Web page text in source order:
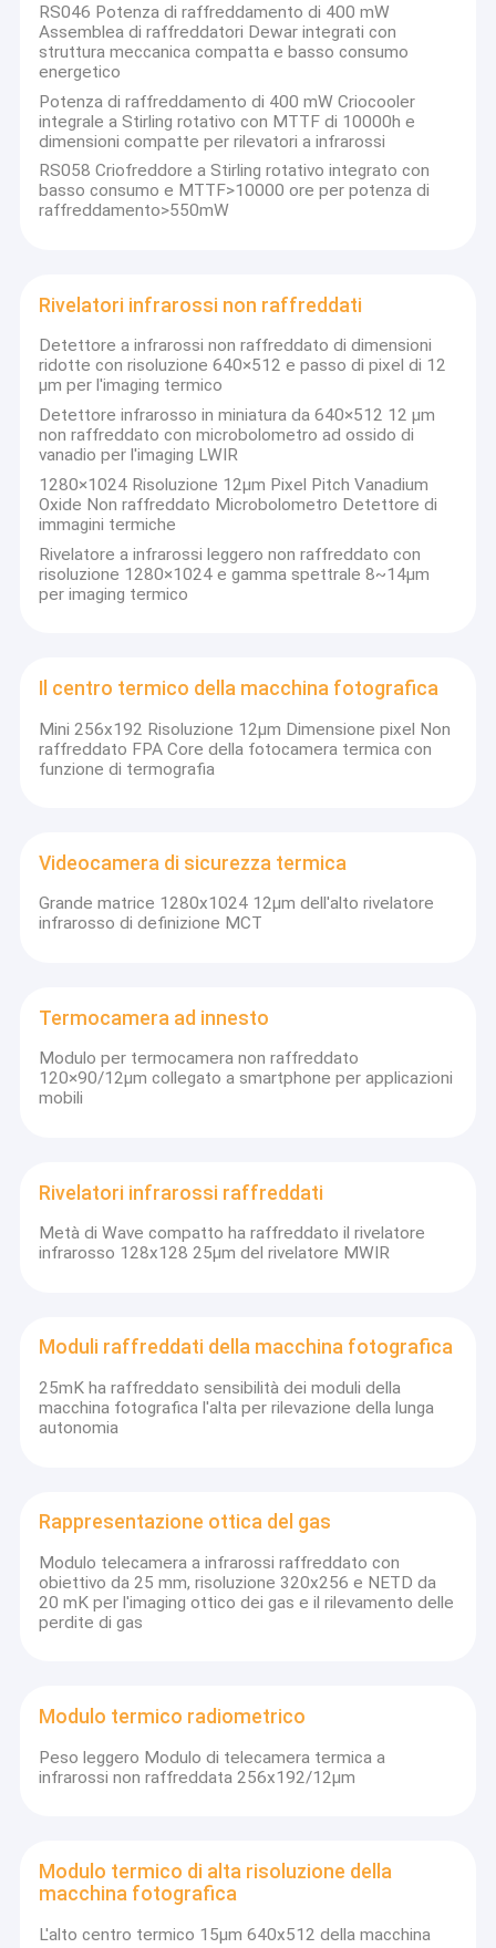
RS046 Potenza di raffreddamento di 400 mW
Assemblea di raffreddatori Dewar integrati con
struttura meccanica compatta e basso consumo
energetico
Potenza di raffreddamento di 400 mW Criocooler
integrale a Stirling rotativo con MTTF di 10000h e
dimensioni compatte per rilevatori a infrarossi
RS058 Criofreddore a Stirling rotativo integrato con
basso consumo e MTTF>10000 ore per potenza di
raffreddamento>550mW
Rivelatori infrarossi non raffreddati
Detettore a infrarossi non raffreddato di dimensioni
ridotte con risoluzione 640×512 e passo di pixel di 12
μm per l'imaging termico
Detettore infrarosso in miniatura da 640×512 12 μm
non raffreddato con microbolometro ad ossido di
vanadio per l'imaging LWIR
1280×1024 Risoluzione 12μm Pixel Pitch Vanadium
Oxide Non raffreddato Microbolometro Detettore di
immagini termiche
Rivelatore a infrarossi leggero non raffreddato con
risoluzione 1280×1024 e gamma spettrale 8~14μm
per imaging termico
Il centro termico della macchina fotografica
Mini 256x192 Risoluzione 12μm Dimensione pixel Non
raffreddato FPA Core della fotocamera termica con
funzione di termografia
Videocamera di sicurezza termica
Grande matrice 1280x1024 12μm dell'alto rivelatore
infrarosso di definizione MCT
Termocamera ad innesto
Modulo per termocamera non raffreddato
120×90/12μm collegato a smartphone per applicazioni
mobili
Rivelatori infrarossi raffreddati
Metà di Wave compatto ha raffreddato il rivelatore
infrarosso 128x128 25μm del rivelatore MWIR
Moduli raffreddati della macchina fotografica
25mK ha raffreddato sensibilità dei moduli della
macchina fotografica l'alta per rilevazione della lunga
autonomia
Rappresentazione ottica del gas
Modulo telecamera a infrarossi raffreddato con
obiettivo da 25 mm, risoluzione 320x256 e NETD da
20 mK per l'imaging ottico dei gas e il rilevamento delle
perdite di gas
Modulo termico radiometrico
Peso leggero Modulo di telecamera termica a
infrarossi non raffreddata 256x192/12μm
Modulo termico di alta risoluzione della
macchina fotografica
L'alto centro termico 15μm 640x512 della macchina